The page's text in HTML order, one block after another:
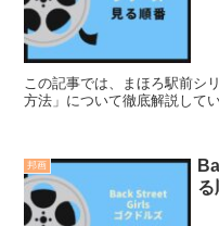
この記事では、まほろ駅前シ
方法」について徹底解説してい
邦画
る